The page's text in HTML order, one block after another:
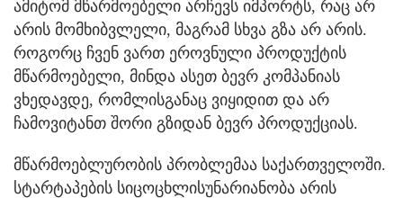
ამიტომ მწარმოებელი არჩევს იმპორტს, რაც არ
არის მომხიბვლელი, მაგრამ სხვა გზა არ არის.
როგორც ჩვენ ვართ ეროვნული პროდუქტის
მწარმოებელი, მინდა ასეთ ბევრ კომპანიას
ვხედავდე, რომლისგანაც ვიყიდით და არ
ჩამოვიტანთ შორი გზიდან ბევრ პროდუქციას.
მწარმოებლურობის პრობლემაა საქართველოში.
სტარტაპების სიცოცხლისუნარიანობა არის